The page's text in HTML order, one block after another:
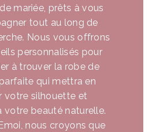
mariée, prêts à vous
tout au long de
Nous vous offrons
personnalisés pour
à trouver la robe de
qui mettra en
votre silhouette et
votre beauté naturelle.
nous croyons que